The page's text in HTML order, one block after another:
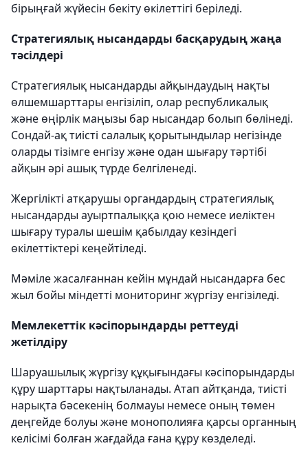
бірыңғай жүйесін бекіту өкілеттігі беріледі.
Стратегиялық нысандарды басқарудың жаңа
тәсілдері
Стратегиялық нысандарды айқындаудың нақты
өлшемшарттары енгізіліп, олар республикалық
және өңірлік маңызы бар нысандар болып бөлінеді.
Сондай-ақ тиісті салалық қорытындылар негізінде
оларды тізімге енгізу және одан шығару тәртібі
айқын әрі ашық түрде белгіленеді.
Жергілікті атқарушы органдардың стратегиялық
нысандарды ауыртпалыққа қою немесе иеліктен
шығару туралы шешім қабылдау кезіндегі
өкілеттіктері кеңейтіледі.
Мәміле жасалғаннан кейін мұндай нысандарға бес
жыл бойы міндетті мониторинг жүргізу енгізіледі.
Мемлекеттік кәсіпорындарды реттеуді
жетілдіру
Шаруашылық жүргізу құқығындағы кәсіпорындарды
құру шарттары нақтыланады. Атап айтқанда, тиісті
нарықта бәсекенің болмауы немесе оның төмен
деңгейде болуы және монополияға қарсы органның
келісімі болған жағдайда ғана құру көзделеді.